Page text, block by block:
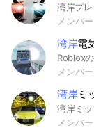
メンバ
湾岸電
メンバ
湾岸ミ
メンバ